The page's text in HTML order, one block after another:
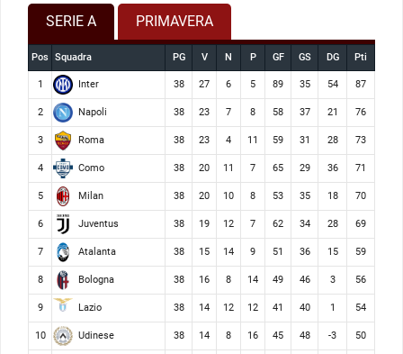
SERIE A PRIMAVERA
Pos Squadra PG V N P GF GS DG Pti
1 Inter 38 27 6 5 89 35 54 87
2 Napoli 38 23 7 8 58 37 21 76
3 Roma 38 23 4 11 59 31 28 73
4 Como 38 20 11 7 65 29 36 71
5 Milan 38 20 10 8 53 35 18 70
6 Juventus 38 19 12 7 62 34 28 69
7 Atalanta 38 15 14 9 51 36 15 59
8 Bologna 38 16 8 14 49 46 3 56
9 Lazio 38 14 12 12 41 40 1 54
10 Udinese 38 14 8 16 45 48 -3 50